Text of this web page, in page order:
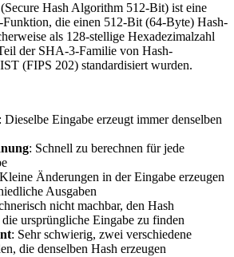
Hash Algorithm 512-Bit) ist eine
die einen 512-Bit (64-Byte) Hash-
als 128-stellige Hexadezimalzahl
der SHA-3-Familie von Hash-
(FIPS 202) standardisiert wurden.
: Dieselbe Eingabe erzeugt immer denselben
: Schnell zu berechnen für jede
Änderungen in der Eingabe erzeugen
Ausgaben
nicht machbar, den Hash
ursprüngliche Eingabe zu finden
: Sehr schwierig, zwei verschiedene
die denselben Hash erzeugen